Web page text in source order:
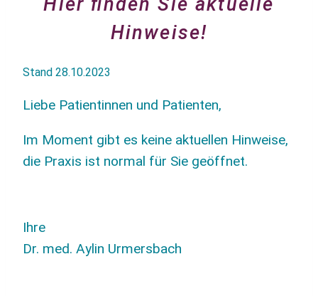
Hinweise!
Stand 28.10.2023
Lie­be Pati­en­tin­nen und Patienten,
Im Moment gibt es kei­ne aktu­el­len Hin­wei­se,
die Pra­xis ist nor­mal für Sie geöffnet.
Ihre
Dr. med. Aylin Urmersbach